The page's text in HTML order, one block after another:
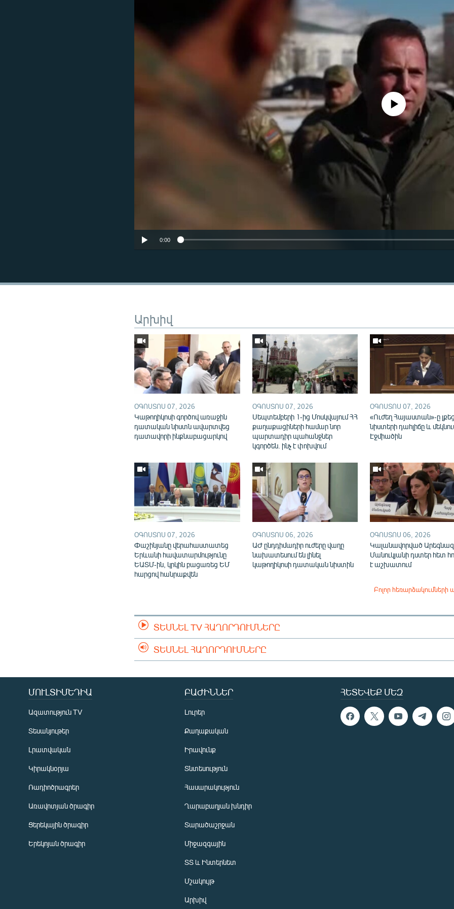
Auto 240p 360p
No media source currently
0:00
Արխիվ
ՕԳՈՍՏՈՍ 07, 2026
Կաթողիկոսի գործով առաջին
դատական նիստն ավարտվեց
դատավորի ինքնաբացարկով
ՕԳՈՍՏՈՍ 07, 2026
Սեպտեմբերի 1-ից Մոսկվայում ՀՀ
քաղաքացիների համար նոր
պարտադիր պահանջներ
կգործեն. ինչ է փոխվում
ՕԳՈՍՏՈՍ 07, 2026
«Ուժեղ Հայաստան»-ը
նիստերի դահլիճը և
Էջմիածին
ՕԳՈՍՏՈՍ 07, 2026
Փաշինյանը վերահաստատեց
Երևանի հավատարմությունը
ԵԱՏՄ-ին, կրկին բացառեց ԵՄ
հարցով հանրաքվեն
ՕԳՈՍՏՈՍ 06, 2026
ԱԺ ընդդիմադիր ուժերը վաղը
նախատեսում են լինել
կաթողիկոսի դատական նիստին
ՕԳՈՍՏՈՍ 06, 2026
Կալանավորված Արեգնազ
Մանուկյանի դստեր հետ
է աշխատում
Բոլոր հեռարձակումների
ՏԵՍՆԵԼ TV ՀԱՂՈՐԴՈՒՄՆԵՐԸ
ՏԵՍՆԵԼ ՀԱՂՈՐԴՈՒՄՆԵՐԸ
ՀԵՏԵՎԵՔ ՄԵԶ
ՄՈՒԼՏԻՄԵԴԻԱ
Ազատություն TV
Տեսանյութեր
Լրատվական
Կիրակնօրյա
Ռադիոծրագրեր
Առավոտյան ծրագիր
Ցերեկային ծրագիր
Երեկոյան ծրագիր
ԲԱԺԻՆՆԵՐ
Լուրեր
Քաղաքական
Իրավունք
Տնտեսություն
Հասարակություն
Ղարաբաղյան խնդիր
Տարածաշրջան
Միջազգային
ՏՏ և Ինտերնետ
Մշակույթ
Արխիվ